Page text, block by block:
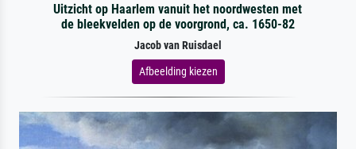
Uitzicht op Haarlem vanuit het noordwesten met
de bleekvelden op de voorgrond, ca. 1650-82
Jacob van Ruisdael
Afbeelding kiezen